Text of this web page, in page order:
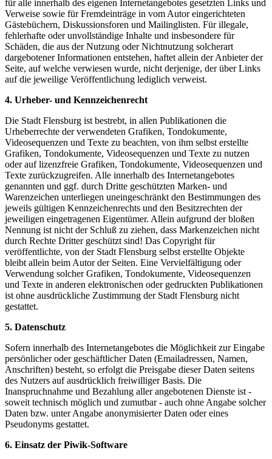
für alle innerhalb des eigenen Internetangebotes gesetzten Links und
Verweise sowie für Fremdeinträge in vom Autor eingerichteten
Gästebüchern, Diskussionsforen und Mailinglisten. Für illegale,
fehlerhafte oder unvollständige Inhalte und insbesondere für
Schäden, die aus der Nutzung oder Nichtnutzung solcherart
dargebotener Informationen entstehen, haftet allein der Anbieter der
Seite, auf welche verwiesen wurde, nicht derjenige, der über Links
auf die jeweilige Veröffentlichung lediglich verweist.
4. Urheber- und Kennzeichenrecht
Die Stadt Flensburg ist bestrebt, in allen Publikationen die
Urheberrechte der verwendeten Grafiken, Tondokumente,
Videosequenzen und Texte zu beachten, von ihm selbst erstellte
Grafiken, Tondokumente, Videosequenzen und Texte zu nutzen
oder auf lizenzfreie Grafiken, Tondokumente, Videosequenzen und
Texte zurückzugreifen. Alle innerhalb des Internetangebotes
genannten und ggf. durch Dritte geschützten Marken- und
Warenzeichen unterliegen uneingeschränkt den Bestimmungen des
jeweils gültigen Kennzeichenrechts und den Besitzrechten der
jeweiligen eingetragenen Eigentümer. Allein aufgrund der bloßen
Nennung ist nicht der Schluß zu ziehen, dass Markenzeichen nicht
durch Rechte Dritter geschützt sind! Das Copyright für
veröffentlichte, von der Stadt Flensburg selbst erstellte Objekte
bleibt allein beim Autor der Seiten. Eine Vervielfältigung oder
Verwendung solcher Grafiken, Tondokumente, Videosequenzen
und Texte in anderen elektronischen oder gedruckten Publikationen
ist ohne ausdrückliche Zustimmung der Stadt Flensburg nicht
gestattet.
5. Datenschutz
Sofern innerhalb des Internetangebotes die Möglichkeit zur Eingabe
persönlicher oder geschäftlicher Daten (Emailadressen, Namen,
Anschriften) besteht, so erfolgt die Preisgabe dieser Daten seitens
des Nutzers auf ausdrücklich freiwilliger Basis. Die
Inanspruchnahme und Bezahlung aller angebotenen Dienste ist -
soweit technisch möglich und zumutbar - auch ohne Angabe solcher
Daten bzw. unter Angabe anonymisierter Daten oder eines
Pseudonyms gestattet.
6. Einsatz der Piwik-Software